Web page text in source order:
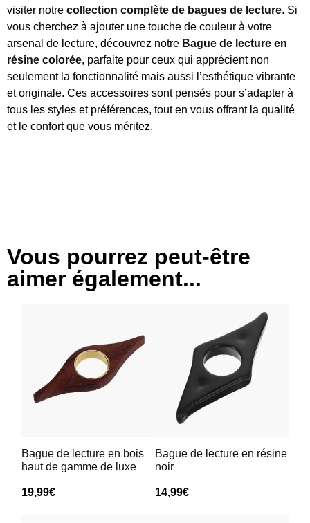
visiter notre collection complète de bagues de lecture. Si
vous cherchez à ajouter une touche de couleur à votre
arsenal de lecture, découvrez notre Bague de lecture en
résine colorée, parfaite pour ceux qui apprécient non
seulement la fonctionnalité mais aussi l’esthétique vibrante
et originale. Ces accessoires sont pensés pour s’adapter à
tous les styles et préférences, tout en vous offrant la qualité
et le confort que vous méritez.
Vous pourrez peut-être
aimer également...
Bague de lecture en bois
haut de gamme de luxe
19,99€
Bague de lecture en résine
noir
14,99€